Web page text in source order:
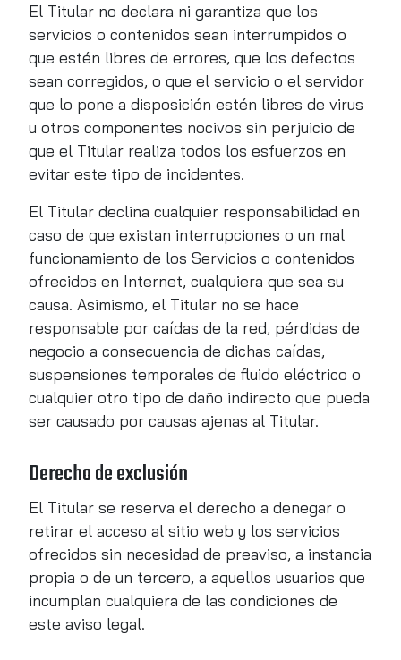
El Titular no declara ni garantiza que los
servicios o contenidos sean interrumpidos o
que estén libres de errores, que los defectos
sean corregidos, o que el servicio o el servidor
que lo pone a disposición estén libres de virus
u otros componentes nocivos sin perjuicio de
que el Titular realiza todos los esfuerzos en
evitar este tipo de incidentes.
El Titular declina cualquier responsabilidad en
caso de que existan interrupciones o un mal
funcionamiento de los Servicios o contenidos
ofrecidos en Internet, cualquiera que sea su
causa. Asimismo, el Titular no se hace
responsable por caídas de la red, pérdidas de
negocio a consecuencia de dichas caídas,
suspensiones temporales de fluido eléctrico o
cualquier otro tipo de daño indirecto que pueda
ser causado por causas ajenas al Titular.
Derecho de exclusión
El Titular se reserva el derecho a denegar o
retirar el acceso al sitio web y los servicios
ofrecidos sin necesidad de preaviso, a instancia
propia o de un tercero, a aquellos usuarios que
incumplan cualquiera de las condiciones de
este aviso legal.